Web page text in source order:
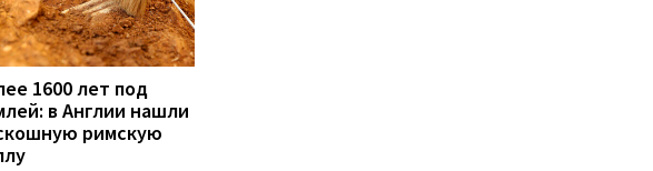
1600 лет под
в Англии нашли
римскую